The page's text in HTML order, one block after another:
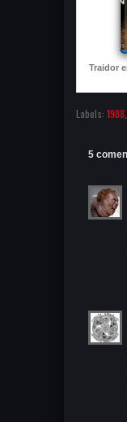
Traidor
Labels: 1988
5